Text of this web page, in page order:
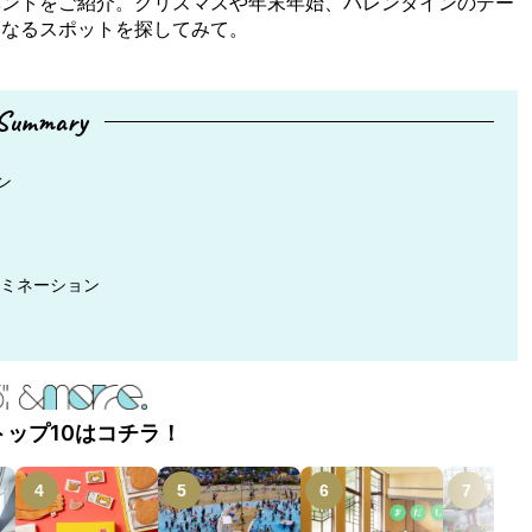
るスポットを探してみて。
ネーション
プ10はコチラ！